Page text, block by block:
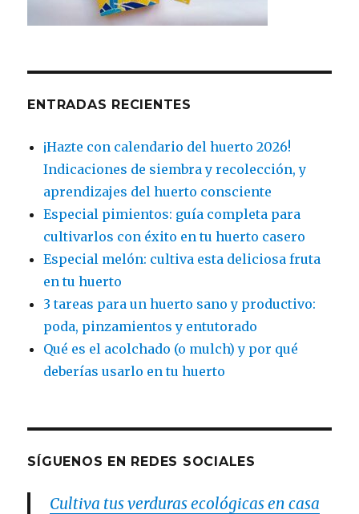
ENTRADAS RECIENTES
¡Hazte con calendario del huerto 2026!
Indicaciones de siembra y recolección, y
aprendizajes del huerto consciente
Especial pimientos: guía completa para
cultivarlos con éxito en tu huerto casero
Especial melón: cultiva esta deliciosa fruta
en tu huerto
3 tareas para un huerto sano y productivo:
poda, pinzamientos y entutorado
Qué es el acolchado (o mulch) y por qué
deberías usarlo en tu huerto
SÍGUENOS EN REDES SOCIALES
Cultiva tus verduras ecológicas en casa